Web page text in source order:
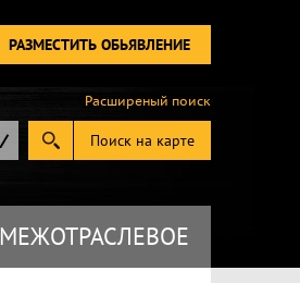
РАЗМЕСТИТЬ ОБЬЯВЛЕНИЕ
Поиск на карте
Расширеный поиск
МЕЖОТРАСЛЕВОЕ